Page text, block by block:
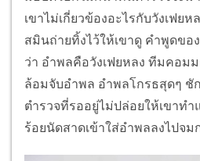
เขาไม่เกี่ยวข้องอะไรกับวังเฟย
สมินถ่ายทิ้งไว้ให้เขาดู คำพูดขอ
ว่า อำพลคือวังเฟยหลง ทีมคอม
ล้อมจับอำพล อำพลโกรธสุดๆ ชั
ตำรวจที่รออยู่ไม่ปล่อยให้เขาท
ร้อยนัดสาดเข้าใส่อำพลลงไปจม